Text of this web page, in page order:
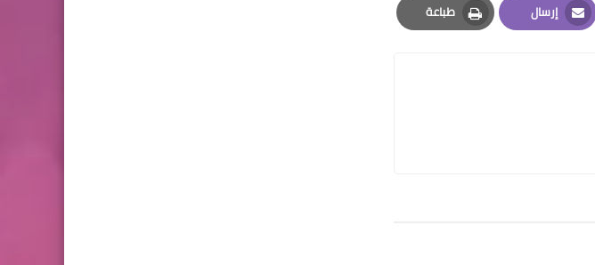
إرسال
Email
طباعة
Print